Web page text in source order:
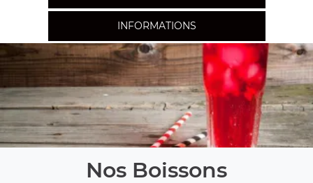
INFORMATIONS
Nos Boissons